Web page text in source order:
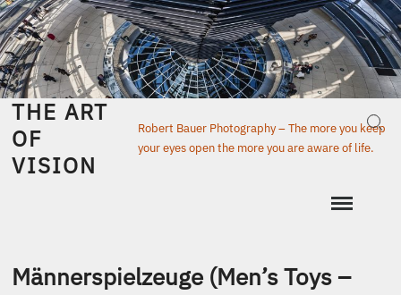
Skip
to
content
THE ART
OF
VISION
Robert Bauer Photography – The more you keep
your eyes open the more you are aware of life.
Männerspielzeuge (Men’s Toys –